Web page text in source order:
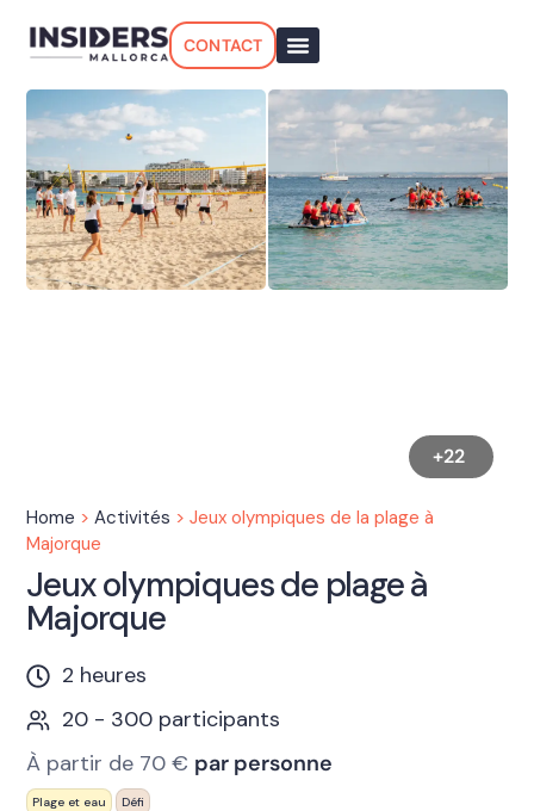
CONTACT
+22
Home >Activités >Jeux olympiques de la plage à
Majorque
Jeux olympiques de plage à
Majorque
2 heures
20 - 300 participants
À partir de 70 € par personne
Plage et eau Défi